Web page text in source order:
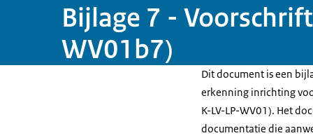
Bijlage 7 -
WV01b7)
Dit document is een
erkenning inrichting
K-LV-LP-WV01). Het
documentatie die